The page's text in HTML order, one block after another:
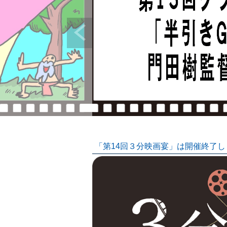
「第14回３分映画宴」は開催終了